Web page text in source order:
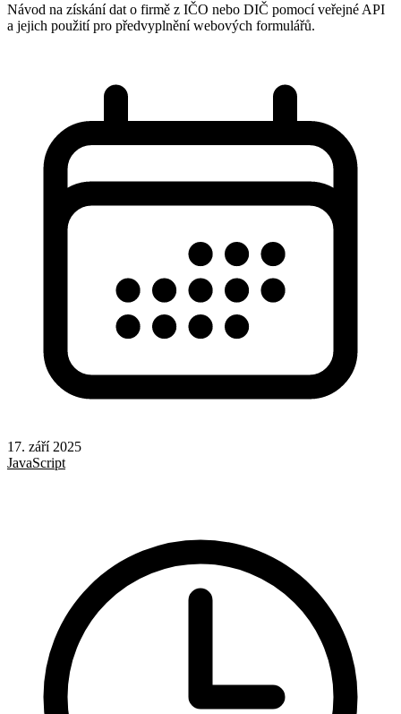
Návod na získání dat o firmě z IČO nebo DIČ pomocí veřejné API
a jejich použití pro předvyplnění webových formulářů.
17. září 2025
JavaScript